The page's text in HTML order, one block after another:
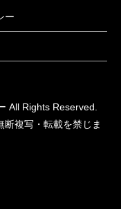
ー
All Rights Reserved.
断複写・転載を禁じま